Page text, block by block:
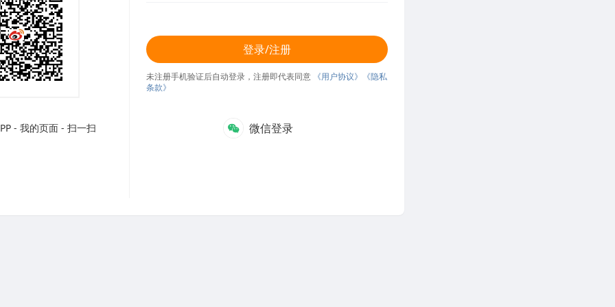
- 我的页面 - 扫一扫
登录/注册
未注册手机验证后自动登录，注册即代表同意 《用户协议》
《隐私
条款》
微信登录